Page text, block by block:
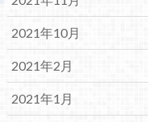
2021年10月
2021年2月
2021年1月